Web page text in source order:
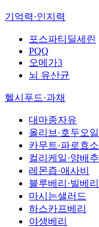
기억력·인지력
포스파티딜세린
PQQ
오메가3
뇌 유산균
헬시푸드·과채
대마종자유
올리브·호두오일
카무트·파로효소
컬리케일·양배추
레몬즙·애사비
블루베리·빌베리
마시는샐러드
하스카프베리
야생베리